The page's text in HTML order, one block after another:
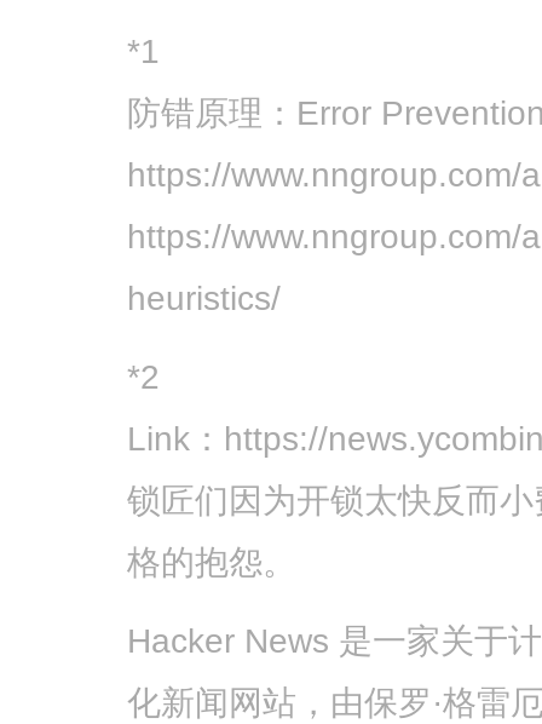
*1
防错原理：Error
https://www.nngroup.com/
https://www.nngroup.com/
heuristics/
*2
Link：https://
锁匠们因为开锁太快反而
格的抱怨。
Hacker News 是一家关于
化新闻网站，由保罗·格雷